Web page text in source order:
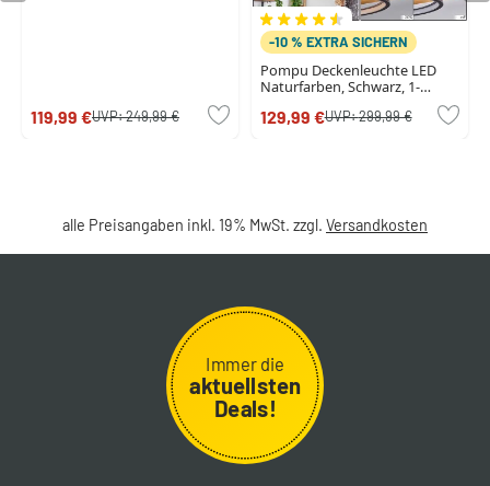
119,99 €UVP:249,99 €
-10 % EXTRA SICHERN
Pompu Deckenleuchte LED
Naturfarben, Schwarz, 1-
129,99 €UVP:299,99 €
alle Preisangaben inkl. 19% MwSt. zzgl. Versandkosten
Immer die
aktuellsten
Deals!